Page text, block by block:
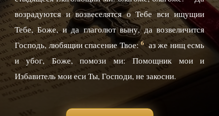
возрадуются и возвеселятся о Тебе вси ищущии
Тебе, Боже, и да глаголют выну, да возвеличится
Господь, любящии спасение Твое:6 аз же нищ есмь
и убог, Боже, помози ми: Помощник мои и
Избавитель мои еси Ты, Господи, не закосни.